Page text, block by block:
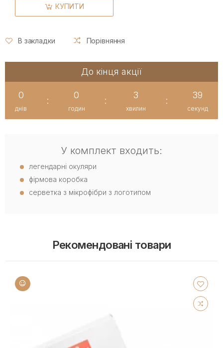
КУПИТИ
В закладки Порівняння
До кінця акції
0
днів
:
0
годин
:
3
хвилин
:
38
секунд
У комплект входить:
легендарні окуляри
фірмова коробка
серветка з мікрофібри з логотипом
Рекомендовані товари